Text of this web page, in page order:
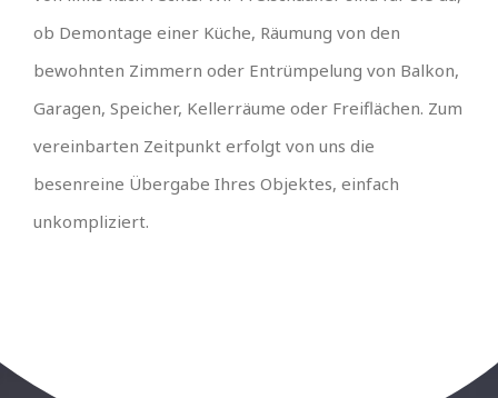
ob Demontage einer Küche, Räumung von den
bewohnten Zimmern oder Entrümpelung von Balkon,
Garagen, Speicher, Kellerräume oder Freiflächen. Zum
vereinbarten Zeitpunkt erfolgt von uns die
besenreine Übergabe Ihres Objektes, einfach
unkompliziert.